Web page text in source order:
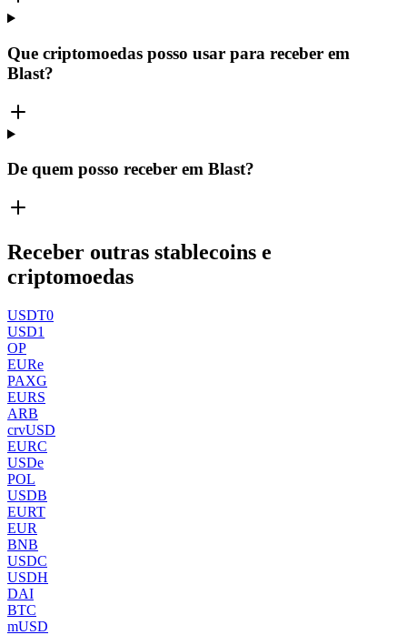
Que criptomoedas posso usar para receber em
Blast?
De quem posso receber em Blast?
Receber outras stablecoins e
criptomoedas
USDT0
USD1
OP
EURe
PAXG
EURS
ARB
crvUSD
EURC
USDe
POL
USDB
EURT
EUR
BNB
USDC
USDH
DAI
BTC
mUSD